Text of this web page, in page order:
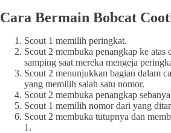
Cara Bermain Bobcat
Scout 1 memilih peringkat.
Scout 2 membuka penangkap ke atas
samping saat mereka mengeja
Scout 2 menunjukkan bagian dalam
yang memilih salah satu nomor.
Scout 2 membuka penangkap
Scout 1 memilih nomor dari yang
Scout 2 membuka tutupnya dan
1.